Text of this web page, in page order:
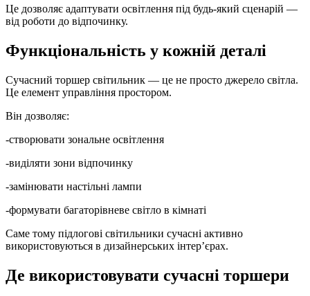
Це дозволяє адаптувати освітлення під будь-який сценарій —
від роботи до відпочинку.
Функціональність у кожній деталі
Сучасний торшер світильник — це не просто джерело світла.
Це елемент управління простором.
Він дозволяє:
-створювати зональне освітлення
-виділяти зони відпочинку
-замінювати настільні лампи
-формувати багаторівневе світло в кімнаті
Саме тому підлогові світильники сучасні активно
використовуються в дизайнерських інтер’єрах.
Де використовувати сучасні торшери